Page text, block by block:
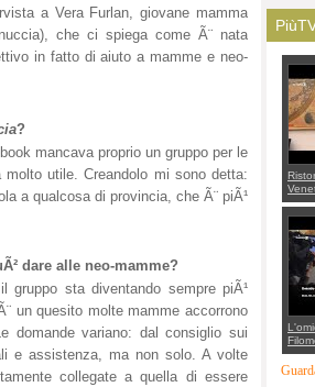
a Vera Furlan, giovane mamma
che ci spiega come Ã¨ nata
in fatto di aiuto a mamme e neo-
?
mancava proprio un gruppo per le
utile. Creandolo mi sono detta:
a qualcosa di provincia, che Ã¨ piÃ¹
dare alle neo-mamme?
sta diventando sempre piÃ¹
un quesito molte mamme accorrono
domande variano: dal consiglio sui
e assistenza, ma non solo. A volte
collegate a quella di essere
con